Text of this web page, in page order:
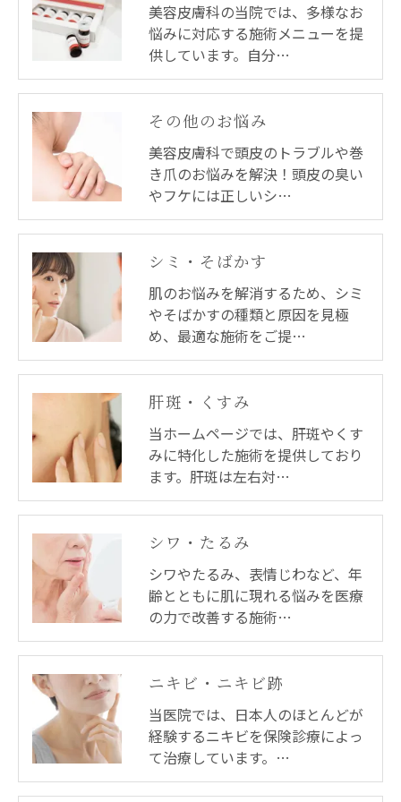
美容皮膚科の当院では、多様なお
悩みに対応する施術メニューを提
供しています。自分…
その他のお悩み
美容皮膚科で頭皮のトラブルや巻
き爪のお悩みを解決！頭皮の臭い
やフケには正しいシ…
シミ・そばかす
肌のお悩みを解消するため、シミ
やそばかすの種類と原因を見極
め、最適な施術をご提…
肝斑・くすみ
当ホームページでは、肝斑やくす
みに特化した施術を提供しており
ます。肝斑は左右対…
シワ・たるみ
シワやたるみ、表情じわなど、年
齢とともに肌に現れる悩みを医療
の力で改善する施術…
ニキビ・ニキビ跡
当医院では、日本人のほとんどが
経験するニキビを保険診療によっ
て治療しています。…